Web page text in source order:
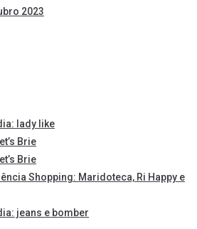
2023
lady like
Brie
Brie
Shopping: Maridoteca, Ri Happy e
jeans e bomber